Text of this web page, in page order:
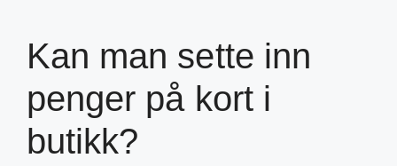
Kan man sette inn
penger på kort i
butikk?